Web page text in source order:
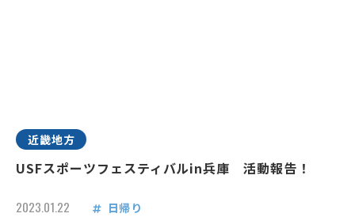
近畿地方
USFスポーツフェスティバルin兵庫 活動報告！
2023.01.22 日帰り